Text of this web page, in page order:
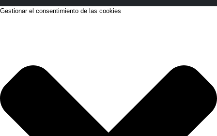
Gestionar el consentimiento de las cookies